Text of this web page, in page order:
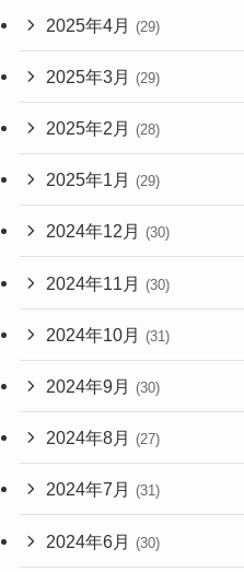
2025年4月 (29)
2025年3月 (29)
2025年2月 (28)
2025年1月 (29)
2024年12月 (30)
2024年11月 (30)
2024年10月 (31)
2024年9月 (30)
2024年8月 (27)
2024年7月 (31)
2024年6月 (30)